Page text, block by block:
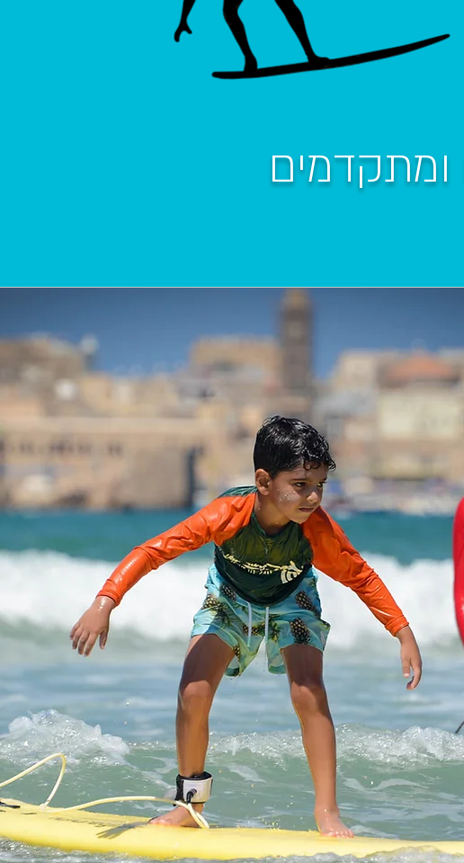
ומתקדמים